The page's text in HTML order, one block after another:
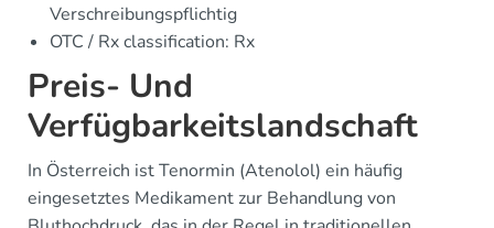
Verschreibungspflichtig
OTC / Rx classification: Rx
Preis- Und
Verfügbarkeitslandschaft
In Österreich ist Tenormin (Atenolol) ein häufig
eingesetztes Medikament zur Behandlung von